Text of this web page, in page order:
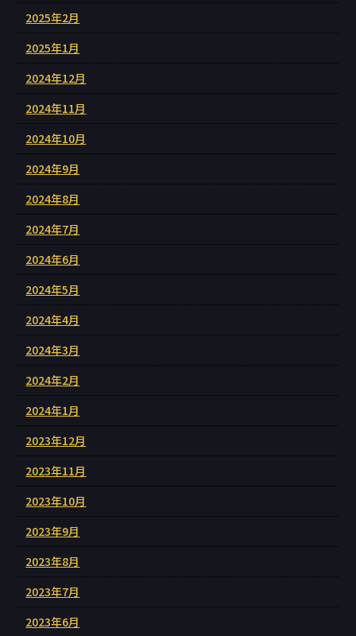
2025年2月
2025年1月
2024年12月
2024年11月
2024年10月
2024年9月
2024年8月
2024年7月
2024年6月
2024年5月
2024年4月
2024年3月
2024年2月
2024年1月
2023年12月
2023年11月
2023年10月
2023年9月
2023年8月
2023年7月
2023年6月